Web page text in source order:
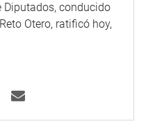
Diputados, conducido
Otero, ratificó hoy,